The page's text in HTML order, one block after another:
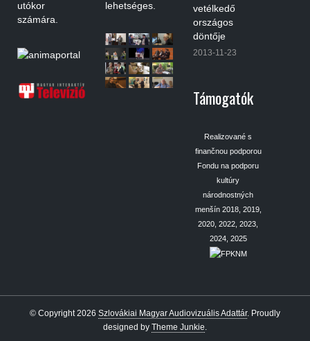
utókor
számára.
lehetséges.
vetélkedő
országos
döntője
2013-11-23
Támogatók
Realizované s
finančnou podporou
Fondu na podporu
kultúry
národnostných
menšín 2018, 2019,
2020, 2022, 2023,
2024, 2025
© Copyright 2026 Szlovákiai Magyar Audiovizuális Adattár. Proudly
designed by Theme Junkie.